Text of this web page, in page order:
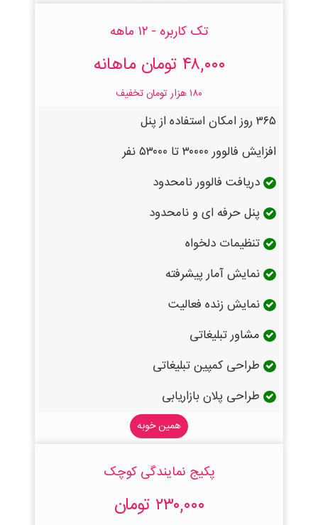
تک کاربره - ۱۲ ماهه
۴۸,۰۰۰ تومان ماهانه
۱۸۰ هزار تومان تخفیف
۳۶۵ روز امکان استفاده از پنل
افزایش فالوور ۳۰۰۰۰ تا ۵۳۰۰۰ نفر
دریافت فالوور نامحدود
پنل حرفه ای و نامحدود
تنظیمات دلخواه
نمایش آمار پیشرفته
نمایش زنده فعالیت
مشاور تبلیغاتی
طراحی کمپین تبلیغاتی
طراحی پلان بازاریابی
همین خوبه
پکیج نمایندگی کوچک
۲۳۰,۰۰۰ تومان